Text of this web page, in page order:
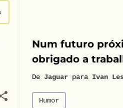
Num futuro
obrigado a
De Jaguar para Ivan
Humor